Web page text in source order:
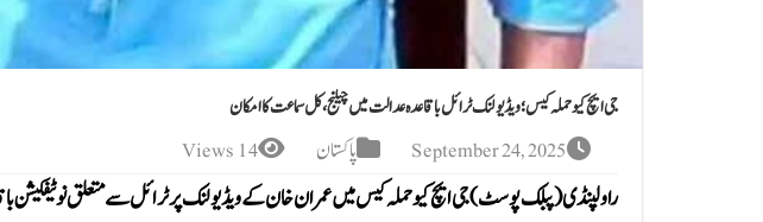
جی ایچ کیو حملہ کیس؛ ویڈیو لنک ٹرائل باقاعدہ عدالت میں چیلنج، کل سماعت کا امکان
September 24, 2025 پاکستان 14 Views
راولپنڈی(پبلک پوسٹ)جی ایچ کیو حملہ کیس میں عمران خان کے ویڈیو لنک پر ٹرائل سے متعلق نوٹیفکیشن